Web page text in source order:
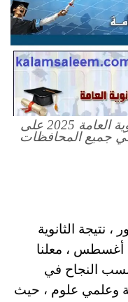
طريقة الاستعلام عن نتيجة الثانوية العامة 2025 على
جميع المحافظات
، نتيجة الثانوية
العامة 2025 صباح يوم السبت 14 أغسطس ، معلنا
النجاح في
وعلمي علوم ، حيث